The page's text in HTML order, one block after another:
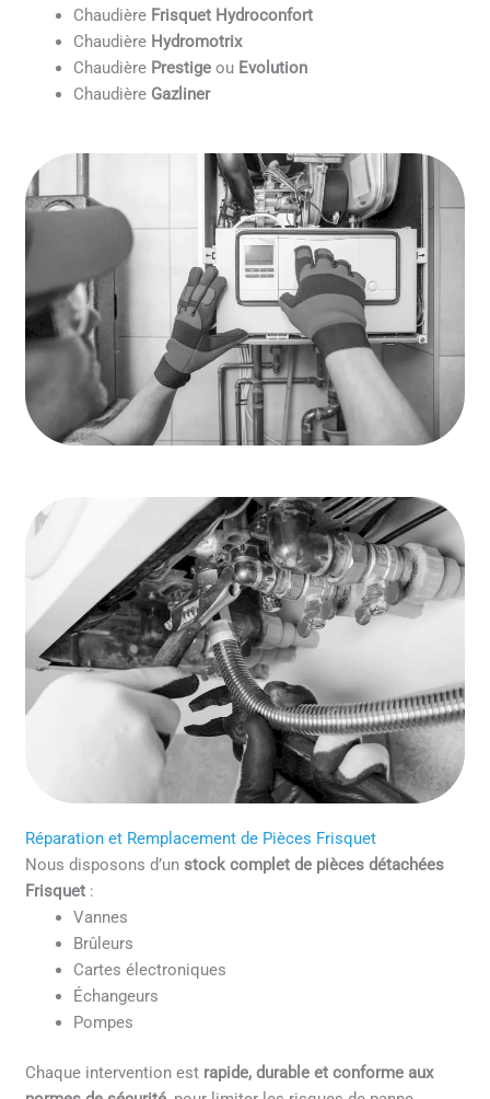
Chaudière Frisquet Hydroconfort
Chaudière Hydromotrix
Chaudière Prestige ou Evolution
Chaudière Gazliner
Réparation et Remplacement de Pièces Frisquet
Nous disposons d’unstock complet de pièces détachées
Frisquet :
Vannes
Brûleurs
Cartes électroniques
Échangeurs
Pompes
Chaque intervention est rapide, durable et conforme aux